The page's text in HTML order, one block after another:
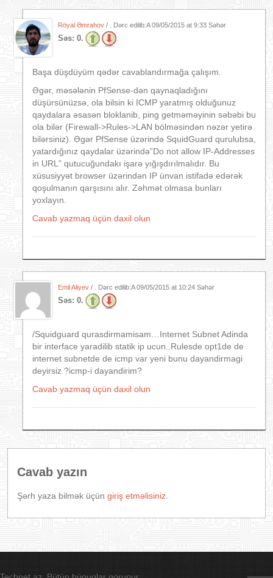
Röyal Əmrahov / . Dərc edilib:A09/05/2015 at 9:33 Səhər
Səs: 0.
Başa düşdüyüm qədər cavablandırmağa çalışım.
Əgər, məsələnin PfSense-dən qaynaqladığını
düşürsünüzsə, ola bilsin ki ICMP yaratmış olduğunuz
qaydalara əsasən bloklanib, ping getməməyinin səbəbi bu
ola bilər (Firewall->Rules->LAN bölməsindən nəzər yetirə
bilərsiniz). Əgər PfSense üzərində SquidGuard qurulubsa,
yatardığınız qaydalar üzərində”Do not allow IP-Addresses
in URL” qutucuğundakı işarə yığışdırılmalıdır. Bu
xüsusiyyət browser üzərindən IP ünvan istifadə edərək
qoşulmanın qarşısını alır. Zəhmət olmasa bunları
yoxlayın.
Cavab yazmaq üçün daxil olun
Emil Aliyev / . Dərc edilib:A09/05/2015 at 10:24 Səhər
Səs: 0.
/Squidguard qurasdirmamisam…Internet Subnet Adinda
bir interface yaradilib statik ip ucun..Rulesde opt1de de
internet subnetde de icmp var yeni bunu dayandirmagi
deyirsiz ?icmp-i dayandirim?
Cavab yazmaq üçün daxil olun
Cavab yazın
Şərh yaza bilmək üçün giriş etməlisiniz